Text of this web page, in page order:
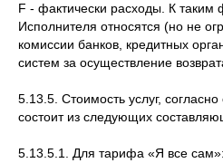
F - фактически расходы. К таким
Исполнителя относятся (но не
комиссии банков, кредитных
систем за осуществление
5.13.5. Стоимость услуг,
состоит из следующих
5.13.5.1. Для тарифа «Я все сам»: